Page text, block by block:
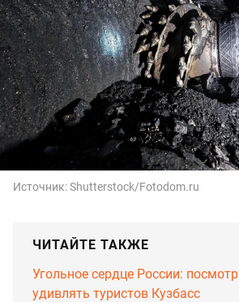
Источник:Shutterstock/Fotodom.ru
ЧИТАЙТЕ ТАКЖЕ
Угольное сердце России:
удивлять туристов Кузбасс